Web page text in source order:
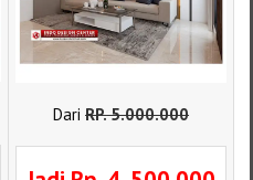
DariRP.5.000.000